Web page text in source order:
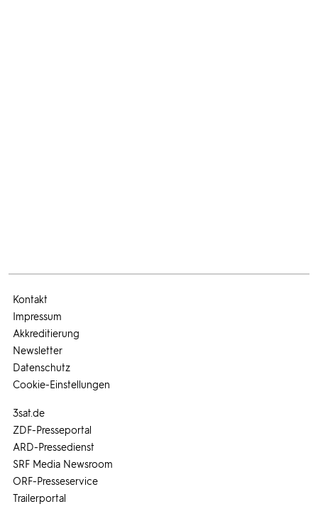
3sat.de
ZDF-Presseportal
ARD-Pressedienst
SRF Media Newsroom
ORF-Presseservice
Trailerportal
Kontakt
Impressum
Akkreditierung
Newsletter
Datenschutz
Cookie-Einstellungen